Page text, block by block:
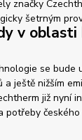
značky
šetrným
v
se bude
ještě nižším
již nyní
potřeby